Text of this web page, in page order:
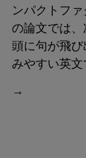
ンパクトフ
の論文では
頭に句が飛
みやすい英文
→